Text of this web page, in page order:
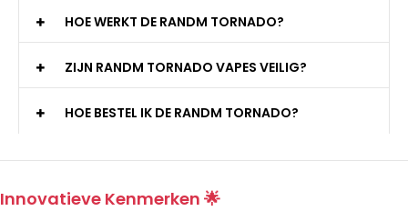
HOE WERKT DE RANDM TORNADO?
ZIJN RANDM TORNADO VAPES VEILIG?
HOE BESTEL IK DE RANDM TORNADO?
Innovatieve Kenmerken 🌟